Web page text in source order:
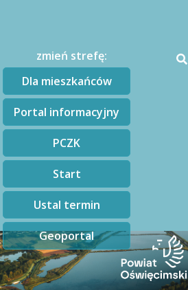
zmień strefę:
Dla mieszkańców
Portal informacyjny
PCZK
Start
Ustal termin
Geoportal